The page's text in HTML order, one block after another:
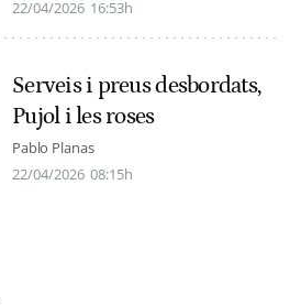
22/04/2026 16:53h
Serveis i preus desbordats,
Pujol i les roses
Pablo Planas
22/04/2026 08:15h